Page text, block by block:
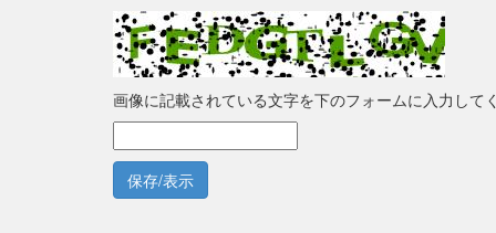
画像に記載されている文字を下のフォームに入力して
保存/表示